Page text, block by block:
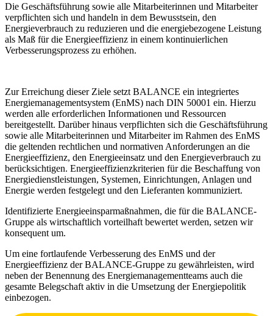
Die Geschäftsführung sowie alle Mitarbeiterinnen und Mitarbeiter
verpflichten sich und handeln in dem Bewusstsein, den
Energieverbrauch zu reduzieren und die energiebezogene Leistung
als Maß für die Energieeffizienz in einem kontinuierlichen
Verbesserungsprozess zu erhöhen.
Zur Erreichung dieser Ziele setzt BALANCE ein integriertes
Energiemanagementsystem (EnMS) nach DIN 50001 ein. Hierzu
werden alle erforderlichen Informationen und Ressourcen
bereitgestellt. Darüber hinaus verpflichten sich die Geschäftsführung
sowie alle Mitarbeiterinnen und Mitarbeiter im Rahmen des EnMS
die geltenden rechtlichen und normativen Anforderungen an die
Energieeffizienz, den Energieeinsatz und den Energieverbrauch zu
berücksichtigen. Energieeffizienzkriterien für die Beschaffung von
Energiedienstleistungen, Systemen, Einrichtungen, Anlagen und
Energie werden festgelegt und den Lieferanten kommuniziert.
Identifizierte Energieeinsparmaßnahmen, die für die BALANCE-
Gruppe als wirtschaftlich vorteilhaft bewertet werden, setzen wir
konsequent um.
Um eine fortlaufende Verbesserung des EnMS und der
Energieeffizienz der BALANCE-Gruppe zu gewährleisten, wird
neben der Benennung des Energiemanagementteams auch die
gesamte Belegschaft aktiv in die Umsetzung der Energiepolitik
einbezogen.